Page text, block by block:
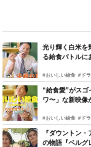
光り輝く白米を
る給食バトルに
#おいしい給食 #ド
“給食愛”がス
ワ〜」な新映像
#おいしい給食 #ド
『ダウントン
の物語『ベルグ